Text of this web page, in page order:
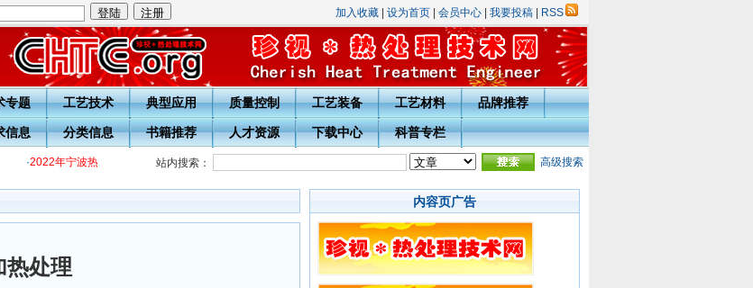
加入收藏 设为首页 会员中心 我要投稿 RSS
专题 工艺技术 典型应用 质量控制 工艺装备 工艺材料 品牌推荐
信息 分类信息 书籍推荐 人才资源 下载中心 科普专栏
2022年宁波热处理学会各级热处理工培训通知 关于开展20周年庆表彰评选活动的通知 热处理技术网投稿指南 ·宁波市热处理学会会员入会须知
站内搜索： 高级搜索
热处理
内容页广告